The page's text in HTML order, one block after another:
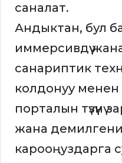
саналат.
Андыктан, бул
иммерсивдүү
санариптик
колдонуу
порталын
жана
карооңуздарга